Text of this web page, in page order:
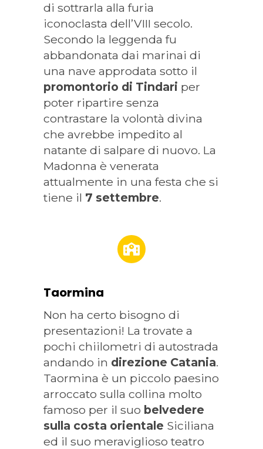
di sottrarla alla furia
iconoclasta dell’VIII secolo.
Secondo la leggenda fu
abbandonata dai marinai di
una nave approdata sotto il
promontorio di Tindari per
poter ripartire senza
contrastare la volontà divina
che avrebbe impedito al
natante di salpare di nuovo. La
Madonna è venerata
attualmente in una festa che si
tiene il 7 settembre.
Taormina
Non ha certo bisogno di
presentazioni! La trovate a
pochi chiilometri di autostrada
andando in direzione Catania.
Taormina è un piccolo paesino
arroccato sulla collina molto
famoso per il suo belvedere
sulla costa orientale Siciliana
ed il suo meraviglioso teatro